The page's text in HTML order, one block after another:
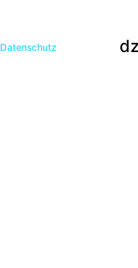
Datenschutz